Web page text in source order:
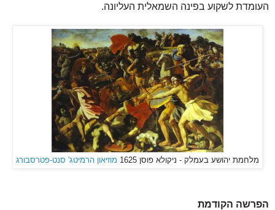
העומדת לשקוע בפינה השמאלית העליונה.
מלחמת יהושע בעמלק - ניקולא פוסן 1625 מוזיאון הרמיטג' סנט-פטרסבורג
הפרשה הקודמת